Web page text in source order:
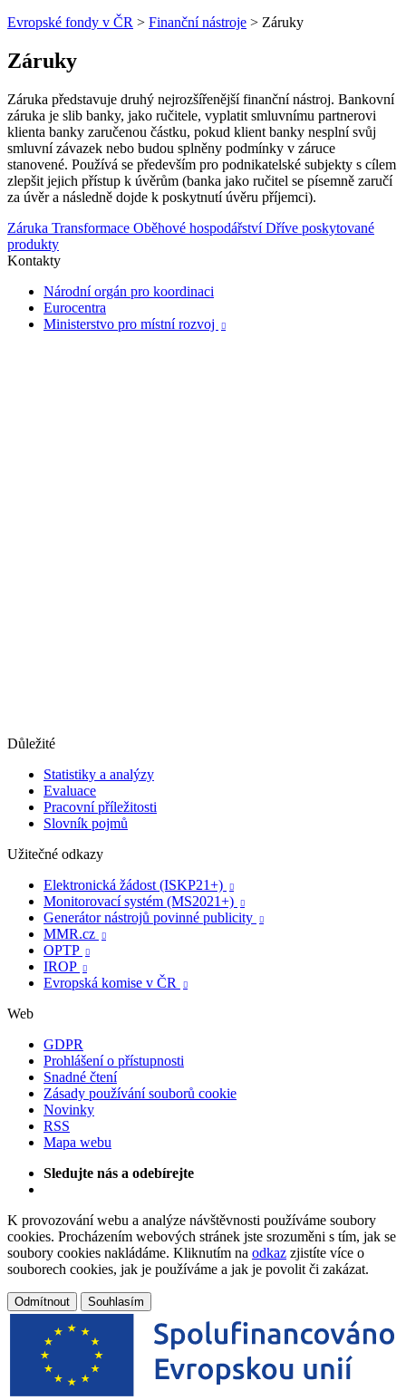
Evropské fondy v ČR > Finanční nástroje > Záruky
Záruky
Záruka představuje druhý nejrozšířenější finanční nástroj. Bankovní
záruka je slib banky, jako ručitele, vyplatit smluvnímu partnerovi
klienta banky zaručenou částku, pokud klient banky nesplní svůj
smluvní závazek nebo budou splněny podmínky v záruce
stanovené. Používá se především pro podnikatelské subjekty s cílem
zlepšit jejich přístup k úvěrům (banka jako ručitel se písemně zaručí
za úvěr a následně dojde k poskytnutí úvěru příjemci).
Záruka Transformace Oběhové hospodářstvíDříve poskytované
produkty
Kontakty
Národní orgán pro koordinaci
Eurocentra
Ministerstvo pro místní rozvoj

Důležité
Statistiky a analýzy
Evaluace
Pracovní příležitosti
Slovník pojmů
Užitečné odkazy
Elektronická žádost (ISKP21+)

Monitorovací systém (MS2021+) 
Generátor nástrojů povinné publicity 
MMR.cz 
OPTP 
IROP 
Evropská komise v ČR 
Web
GDPR
Prohlášení o přístupnosti
Snadné čtení
Zásady používání souborů cookie
Novinky
RSS
Mapa webu
Sledujte nás a odebírejte
K provozování webu a analýze návštěvnosti používáme soubory
cookies. Procházením webových stránek jste srozuměni s tím, jak se
soubory cookies nakládáme. Kliknutím na odkaz zjistíte více o
souborech cookies, jak je používáme a jak je povolit či zakázat.
Odmítnout Souhlasím